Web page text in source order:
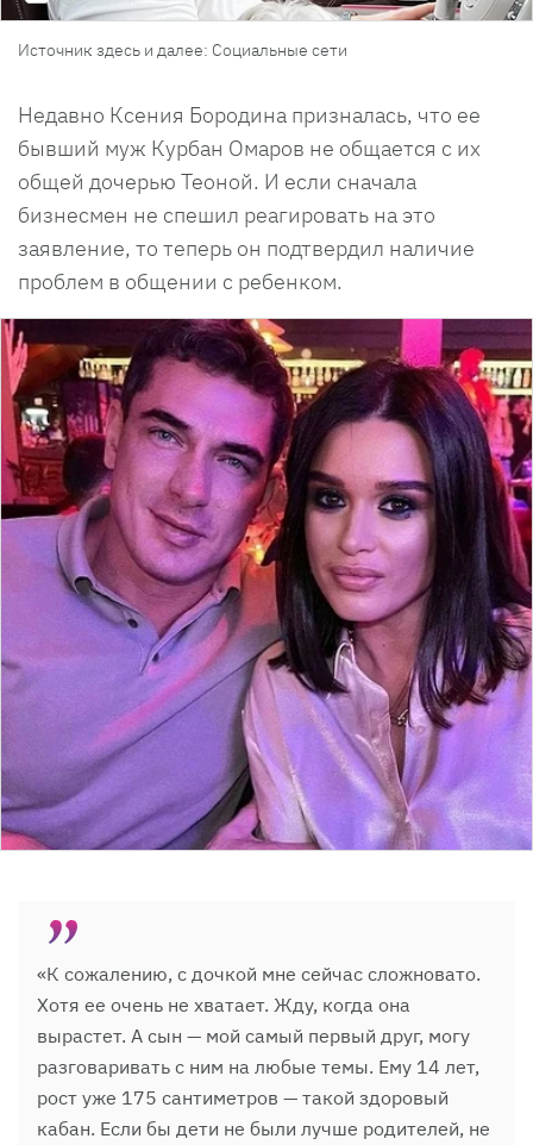
Источник здесь и далее: Социальные сети
Недавно Ксения Бородина призналась, что ее
бывший муж Курбан Омаров не общается с их
общей дочерью Теоной. И если сначала
бизнесмен не спешил реагировать на это
заявление, то теперь он подтвердил наличие
проблем в общении с ребенком.
«К сожалению, с дочкой мне сейчас сложновато.
Хотя ее очень не хватает. Жду, когда она
вырастет. А сын — мой самый первый друг, могу
разговаривать с ним на любые темы. Ему 14 лет,
рост уже 175 сантиметров — такой здоровый
кабан. Если бы дети не были лучше родителей, не